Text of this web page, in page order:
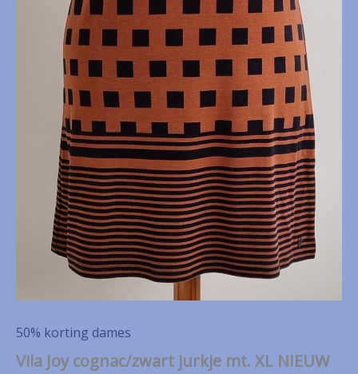
50% korting dames
Vila Joy cognac/zwart jurkje mt. XL NIEUW